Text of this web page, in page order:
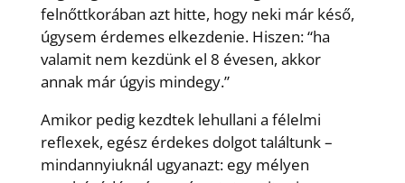
felnőttkorában azt hitte, hogy neki már késő,
úgysem érdemes elkezdenie. Hiszen: “ha
valamit nem kezdünk el 8 évesen, akkor
annak már úgyis mindegy.”
Amikor pedig kezdtek lehullani a félelmi
reflexek, egész érdekes dolgot találtunk –
mindannyiuknál ugyanazt: egy mélyen